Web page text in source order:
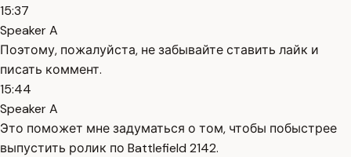
15:37
Speaker A
Поэтому, пожалуйста, не забывайте ставить лайк и
писать коммент.
15:44
Speaker A
Это поможет мне задуматься о том, чтобы побыстрее
выпустить ролик по Battlefield 2142.